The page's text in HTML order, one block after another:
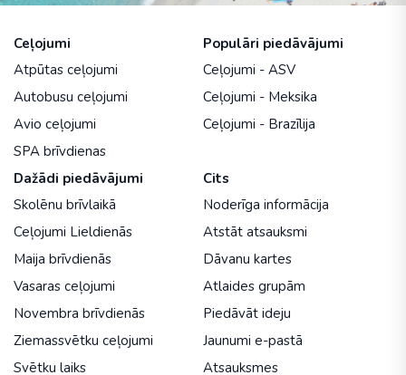
Ceļojumi
Atpūtas ceļojumi
Autobusu ceļojumi
Avio ceļojumi
SPA brīvdienas
Populāri piedāvājumi
Ceļojumi - ASV
Ceļojumi - Meksika
Ceļojumi - Brazīlija
Dažādi piedāvājumi
Skolēnu brīvlaikā
Ceļojumi Lieldienās
Maija brīvdienās
Vasaras ceļojumi
Novembra brīvdienās
Ziemassvētku ceļojumi
Svētku laiks
Cits
Noderīga informācija
Atstāt atsauksmi
Dāvanu kartes
Atlaides grupām
Piedāvāt ideju
Jaunumi e-pastā
Atsauksmes